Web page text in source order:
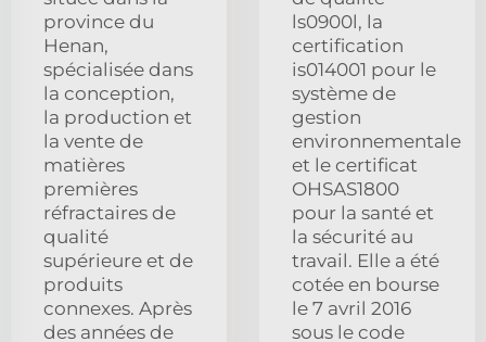
province du
Henan,
spécialisée dans
la conception,
la production et
la vente de
matières
premières
réfractaires de
qualité
supérieure et de
produits
connexes. Après
des années de
ls0900l, la
certification
is014001 pour le
système de
gestion
environnementale
et le certificat
OHSAS1800
pour la santé et
la sécurité au
travail. Elle a été
cotée en bourse
le 7 avril 2016
sous le code